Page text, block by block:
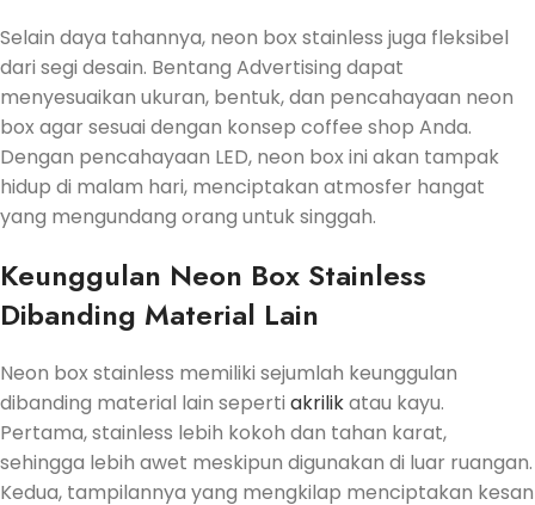
Selain daya tahannya, neon box stainless juga fleksibel
dari segi desain. Bentang Advertising dapat
menyesuaikan ukuran, bentuk, dan pencahayaan neon
box agar sesuai dengan konsep coffee shop Anda.
Dengan pencahayaan LED, neon box ini akan tampak
hidup di malam hari, menciptakan atmosfer hangat
yang mengundang orang untuk singgah.
Keunggulan Neon Box Stainless
Dibanding Material Lain
Neon box stainless memiliki sejumlah keunggulan
dibanding material lain seperti akrilikatau kayu.
Pertama, stainless lebih kokoh dan tahan karat,
sehingga lebih awet meskipun digunakan di luar ruangan.
Kedua, tampilannya yang mengkilap menciptakan kesan